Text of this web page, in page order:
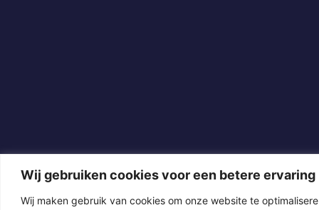
Wij gebruiken cookies voor een betere ervaring
Wij maken gebruik van cookies om onze website te